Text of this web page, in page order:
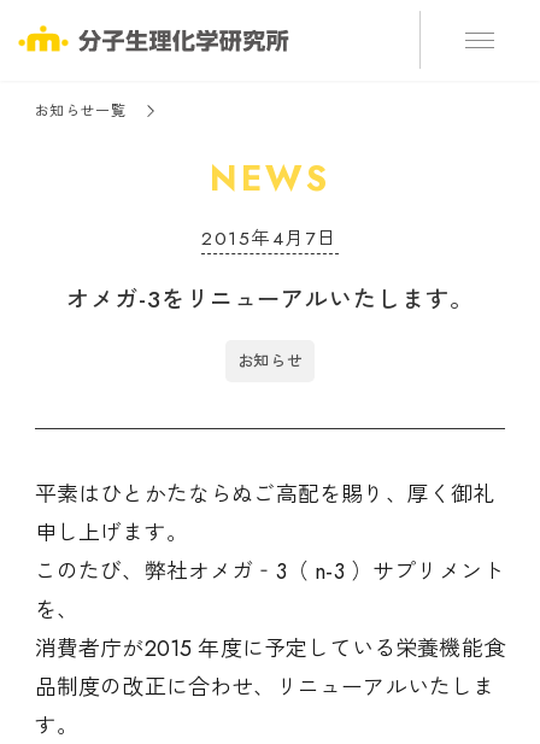
お知らせ一覧
NEWS
2015年4月7日
オメガ-3をリニューアルいたします。
お知らせ
平素はひとかたならぬご高配を賜り、厚く御礼
申し上げます。
このたび、弊社オメガ‐3（ n-3 ）サプリメント
を、
消費者庁が2015 年度に予定している栄養機能食
品制度の改正に合わせ、リニューアルいたしま
す。